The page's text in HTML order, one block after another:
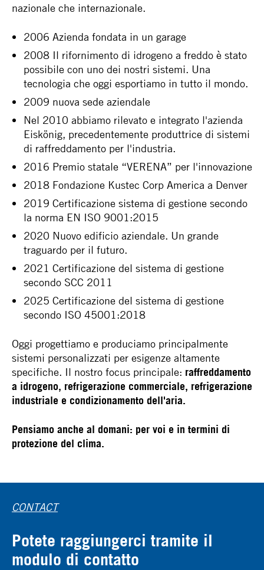
nazionale che internazionale.
2006 Azienda fondata in un garage
2008 Il rifornimento di idrogeno a freddo è stato
possibile con uno dei nostri sistemi. Una
tecnologia che oggi esportiamo in tutto il mondo.
2009 nuova sede aziendale
Nel 2010 abbiamo rilevato e integrato l'azienda
Eiskönig, precedentemente produttrice di sistemi
di raffreddamento per l'industria.
2016 Premio statale “VERENA” per l'innovazione
2018 Fondazione Kustec Corp America a Denver
2019 Certificazione sistema di gestione secondo
la norma EN ISO 9001:2015
2020 Nuovo edificio aziendale. Un grande
traguardo per il futuro.
2021 Certificazione del sistema di gestione
secondo SCC 2011
2025 Certificazione del sistema di gestione
secondo ISO 45001:2018
Oggi progettiamo e produciamo principalmente
sistemi personalizzati per esigenze altamente
specifiche. Il nostro focus principale: raffreddamento
a idrogeno, refrigerazione commerciale, refrigerazione
industriale e condizionamento dell'aria.
Pensiamo anche al domani: per voi e in termini di
protezione del clima.
CONTACT
Potete raggiungerci tramite il
modulo di contatto